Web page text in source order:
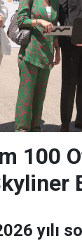
100
yılı